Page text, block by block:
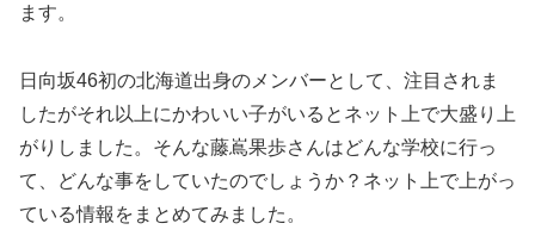
ます。
日向坂46初の北海道出身のメンバーとして、注目されま
したがそれ以上にかわいい子がいるとネット上で大盛り上
がりしました。そんな藤嶌果歩さんはどんな学校に行っ
て、どんな事をしていたのでしょうか？ネット上で上がっ
ている情報をまとめてみました。